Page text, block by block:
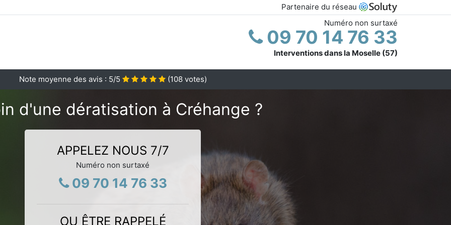
Partenaire du réseau
Numéro non surtaxé
09 70 14 76 33
Interventions dans la Moselle (57)
Note moyenne des avis : 5/5 (108votes)
d'une dératisation à Créhange ?
APPELEZ NOUS 7/7
Numéro non surtaxé
09 70 14 76 33
OU ÊTRE RAPPELÉ